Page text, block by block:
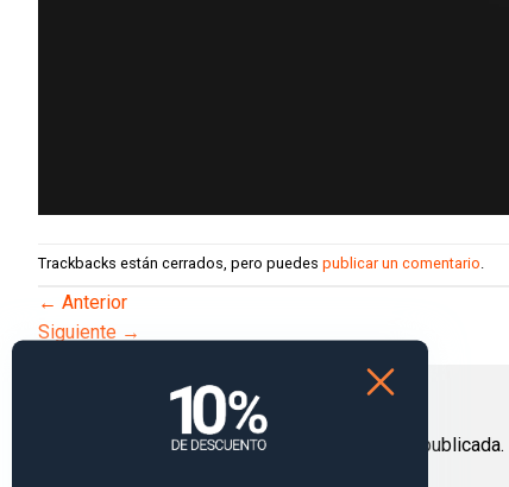
Trackbacks están cerrados, pero puedes publicar un comentario.
← Anterior
Siguiente →
Deja una respuesta
Tu dirección de correo electrónico no será publicada.